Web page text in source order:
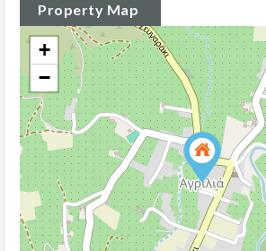
Property Map
+
−